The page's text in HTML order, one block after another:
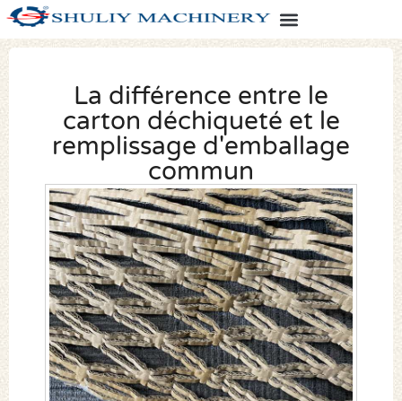
La différence entre le
carton déchiqueté et le
remplissage d'emballage
commun